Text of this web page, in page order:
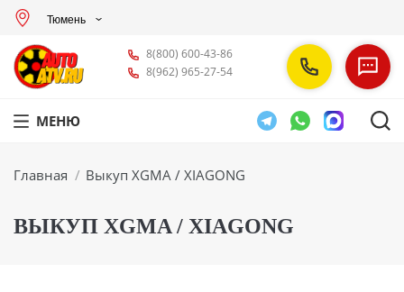
Тюмень
8(800) 600-43-86
8(962) 965-27-54
МЕНЮ
Вы здесь:
Главная Выкуп XGMA / XIAGONG
ВЫКУП XGMA / XIAGONG